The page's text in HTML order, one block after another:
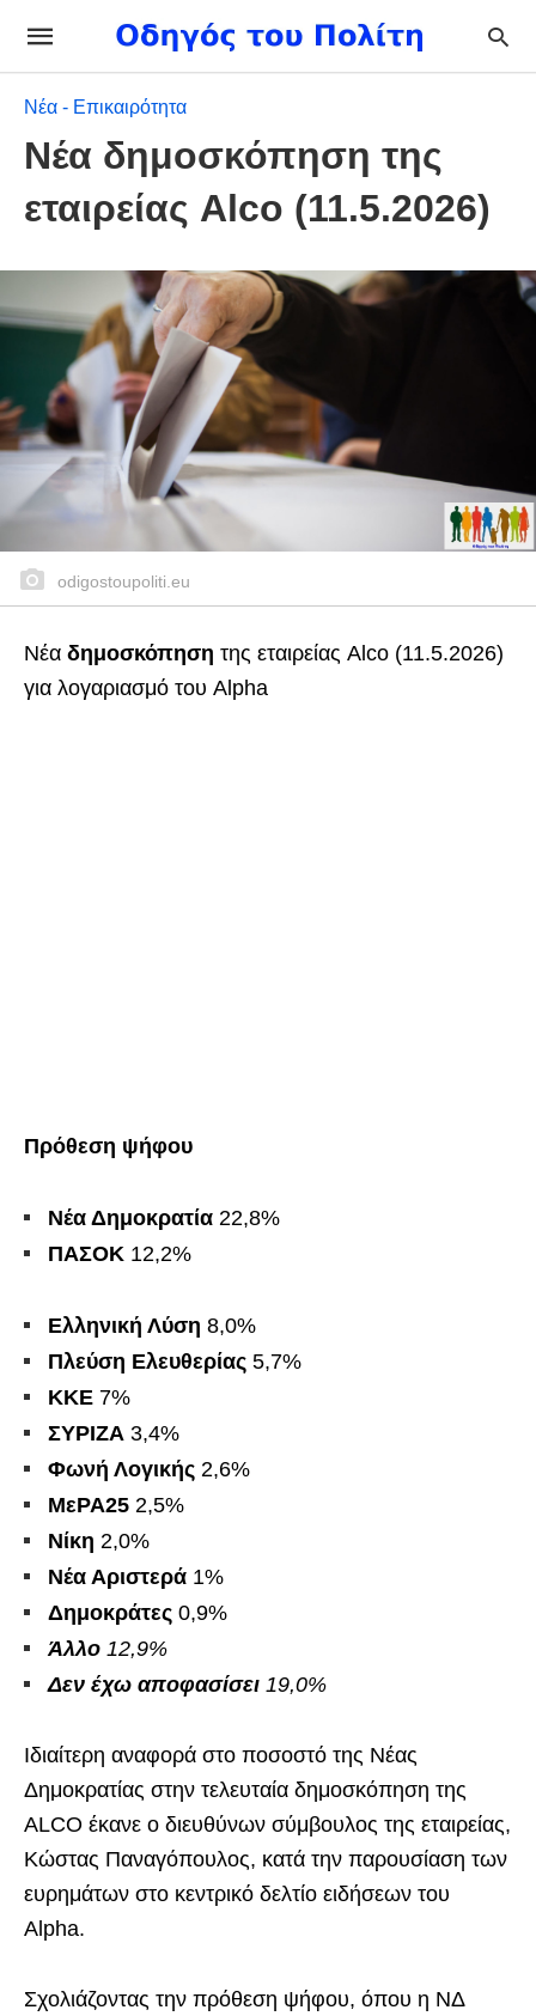
Νέα - Επικαιρότητα
Νέα δημοσκόπηση της
εταιρείας Alco (11.5.2026)
odigostoupoliti.eu
Νέα δημοσκόπηση της εταιρείας Alco (11.5.2026)
για λογαριασμό του Alpha
Πρόθεση ψήφου
Νέα Δημοκρατία 22,8%
ΠΑΣΟΚ 12,2%
Ελληνική Λύση 8,0%
Πλεύση Ελευθερίας 5,7%
ΚΚΕ 7%
ΣΥΡΙΖΑ 3,4%
Φωνή Λογικής 2,6%
ΜεΡΑ25 2,5%
Νίκη 2,0%
Νέα Αριστερά 1%
Δημοκράτες 0,9%
Άλλο 12,9%
Δεν έχω αποφασίσει 19,0%
Ιδιαίτερη αναφορά στο ποσοστό της Νέας
Δημοκρατίας στην τελευταία δημοσκόπηση της
ALCO έκανε ο διευθύνων σύμβουλος της εταιρείας,
Κώστας Παναγόπουλος, κατά την παρουσίαση των
ευρημάτων στο κεντρικό δελτίο ειδήσεων του
Alpha.
Σχολιάζοντας την πρόθεση ψήφου, όπου η ΝΔ